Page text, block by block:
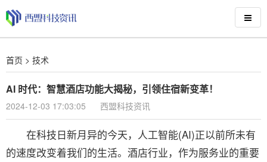
首页 > 技术
AI 时代：智慧酒店功能大揭秘，引领住宿新变革！
2024-12-03 17:03:05 西盟科技资讯
在科技日新月异的今天，人工智能(AI)正以前所未有
的速度改变着我们的生活。酒店行业，作为服务业的重要